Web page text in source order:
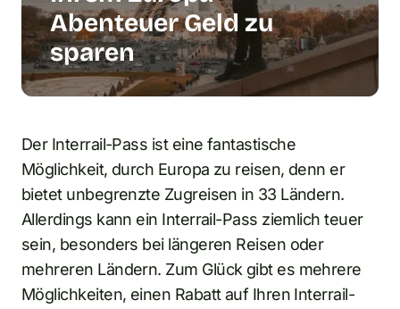
Abenteuer Geld zu
sparen
Der Interrail-Pass ist eine fantastische
Möglichkeit, durch Europa zu reisen, denn er
bietet unbegrenzte Zugreisen in 33 Ländern.
Allerdings kann ein Interrail-Pass ziemlich teuer
sein, besonders bei längeren Reisen oder
mehreren Ländern. Zum Glück gibt es mehrere
Möglichkeiten, einen Rabatt auf Ihren Interrail-